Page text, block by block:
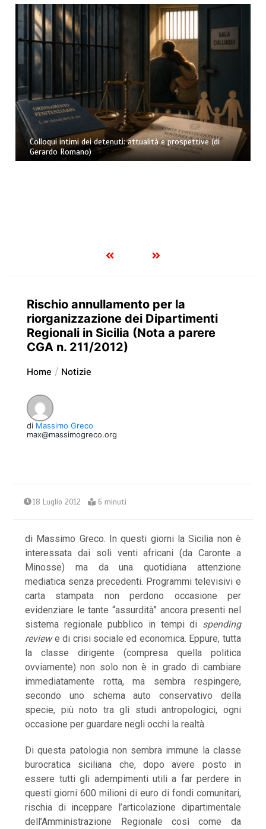
Colloqui intimi dei detenuti: attualità e prospettive (di
Gerardo Romano)
Rischio annullamento per la
riorganizzazione dei Dipartimenti
Regionali in Sicilia (Nota a parere
CGA n. 211/2012)
Home Notizie
di Massimo Greco
max@massimogreco.org
18 Luglio 2012 6 minuti
di Massimo Greco. In questi giorni la Sicilia non è
interessata dai soli venti africani (da Caronte a
Minosse) ma da una quotidiana attenzione
mediatica senza precedenti. Programmi televisivi e
carta stampata non perdono occasione per
evidenziare le tante “assurdità” ancora presenti nel
sistema regionale pubblico in tempi di spending
reviewe di crisi sociale ed economica. Eppure, tutta
la classe dirigente (compresa quella politica
ovviamente) non solo non è in grado di cambiare
immediatamente rotta, ma sembra respingere,
secondo uno schema auto conservativo della
specie, più noto tra gli studi antropologici, ogni
occasione per guardare negli occhi la realtà.
Di questa patologia non sembra immune la classe
burocratica siciliana che, dopo avere posto in
essere tutti gli adempimenti utili a far perdere in
questi giorni 600 milioni di euro di fondi comunitari,
rischia di inceppare l’articolazione dipartimentale
dell’Amministrazione Regionale così come da